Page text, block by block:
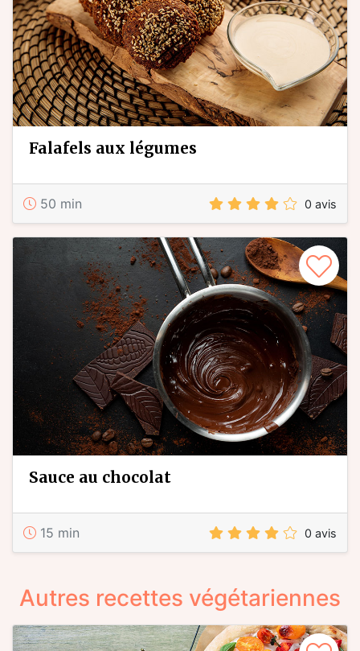
falafels aux légumes
50 min 0 avis
sauce au chocolat
15 min 0 avis
Autres recettes végétariennes